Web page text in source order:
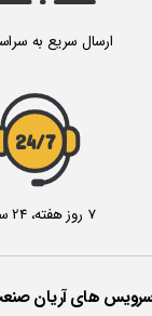
7 روز هفته، 24 ساعته
های آریان
ارسال سریع به
24/7